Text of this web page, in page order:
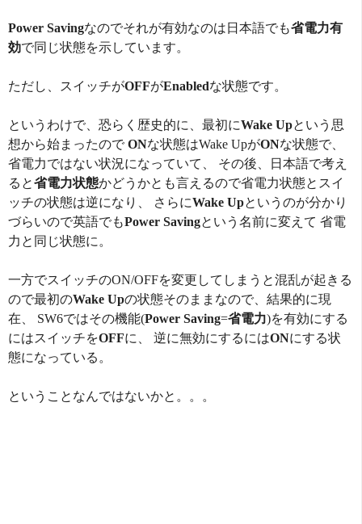
Power Savingなのでそれが有効なのは日本語でも省電力有
効で同じ状態を示しています。
ただし、スイッチがOFFがEnabledな状態です。
というわけで、恐らく歴史的に、最初にWake Upという思
想から始まったので ONな状態はWake UpがONな状態で、
省電力ではない状況になっていて、 その後、日本語で考え
ると省電力状態かどうかとも言えるので省電力状態とスイ
ッチの状態は逆になり、 さらにWake Upというのが分かり
づらいので英語でもPower Savingという名前に変えて 省電
力と同じ状態に。
一方でスイッチのON/OFFを変更してしまうと混乱が起きる
ので最初のWake Upの状態そのままなので、結果的に現
在、 SW6ではその機能(Power Saving=省電力)を有効にする
にはスイッチをOFFに、 逆に無効にするにはONにする状
態になっている。
ということなんではないかと。。。